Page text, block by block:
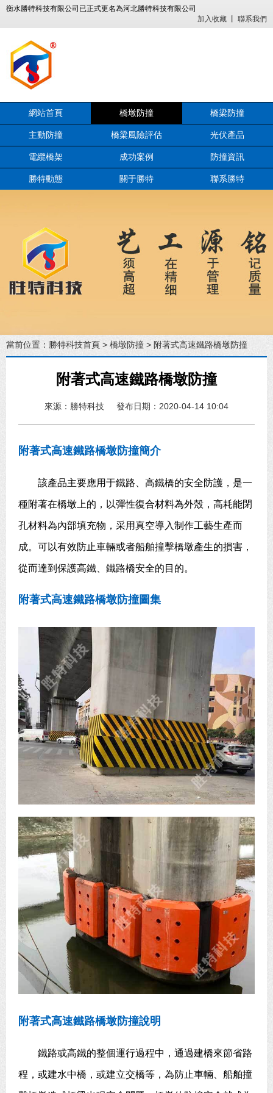
衡水勝特科技有限公司已正式更名為河北勝特科技有限公司
加入收藏
聯系我們
網站首頁 橋墩防撞 橋梁防撞
主動防撞 橋梁風險評估 光伏產品
電纜橋架 成功案例 防撞資訊
勝特動態 關于勝特 聯系勝特
當前位置： 勝特科技首頁 > 橋墩防撞 > 附著式高速鐵路橋墩防撞
附著式高速鐵路橋墩防撞
來源：勝特科技 發布日期：2020-04-14 10:04
附著式高速鐵路橋墩防撞簡介
該產品主要應用于鐵路、高鐵橋的安全防護，是一
種附著在橋墩上的，以彈性復合材料為外殼，高耗能閉
孔材料為內部填充物，采用真空導入制作工藝生產而
成。可以有效防止車輛或者船舶撞擊橋墩產生的損害，
從而達到保護高鐵、鐵路橋安全的目的。
附著式高速鐵路橋墩防撞圖集
附著式高速鐵路橋墩防撞說明
鐵路或高鐵的整個運行過程中，通過建橋來節省路
程，或建水中橋，或建立交橋等，為防止車輛、船舶撞